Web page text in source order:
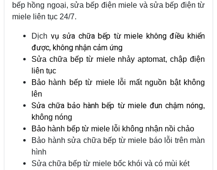
bếp hồng ngoại, sửa bếp điện miele và sửa bếp điện từ
miele liên tục 24/7.
Dịch vụ sửa chữa bếp từ miele không điều khiển
được, không nhận cảm ứng
Sửa chữa bếp từ miele nhảy aptomat, chập điện
liên tục
Bảo hành bếp từ miele lỗi mất nguồn bật không
lên
Sửa chữa bảo hành bếp từ miele đun chậm nóng,
không nóng
Bảo hành bếp từ miele lỗi không nhận nồi chảo
Bảo hành sửa chữa bếp từ miele báo lỗi trên màn
hình
Sửa chữa bếp từ miele bốc khói và có mùi két